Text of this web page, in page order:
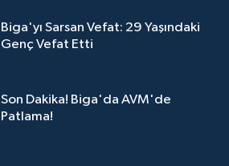
Biga'yı Sarsan Vefat: 29 Yaşındaki
Genç Vefat Etti
Son Dakika! Biga'da AVM'de
Patlama!